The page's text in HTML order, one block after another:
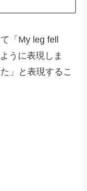
「My leg fell
うに表現しま
」と表現するこ